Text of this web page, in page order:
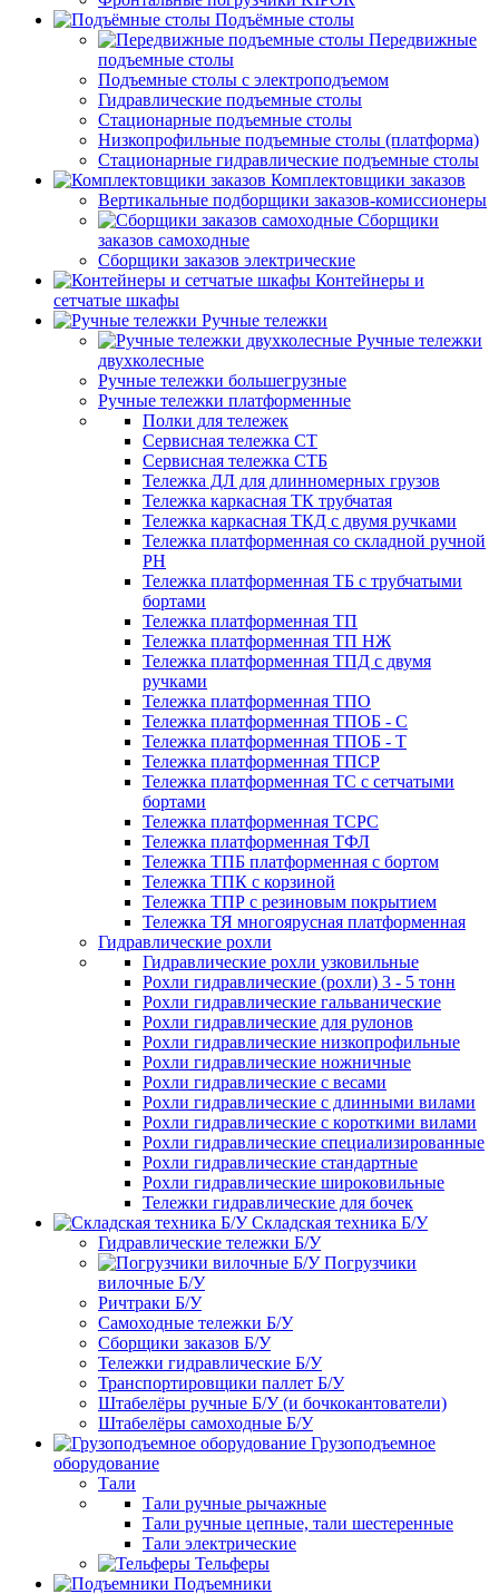
Подъёмные столы
Передвижные
подъемные столы
Подъемные столы с электроподъемом
Гидравлические подъемные столы
Стационарные подъемные столы
Низкопрофильные подъемные столы (платформа)
Стационарные гидравлические подъемные столы
Комплектовщики заказов
Вертикальные подборщики заказов-комиссионеры
Сборщики
заказов самоходные
Сборщики заказов электрические
Контейнеры и
сетчатые шкафы
Ручные тележки
Ручные тележки
двухколесные
Ручные тележки большегрузные
Ручные тележки платформенные
Полки для тележек
Сервисная тележка СТ
Сервисная тележка СТБ
Тележка ДЛ для длинномерных грузов
Тележка каркасная ТК трубчатая
Тележка каркасная ТКД с двумя ручками
Тележка платформенная со складной ручной
PH
Тележка платформенная ТБ с трубчатыми
бортами
Тележка платформенная ТП
Тележка платформенная ТП НЖ
Тележка платформенная ТПД с двумя
ручками
Тележка платформенная ТПО
Тележка платформенная ТПОБ - С
Тележка платформенная ТПОБ - Т
Тележка платформенная ТПСР
Тележка платформенная ТС с сетчатыми
бортами
Тележка платформенная ТСРС
Тележка платформенная ТФЛ
Тележка ТПБ платформенная с бортом
Тележка ТПК с корзиной
Тележка ТПР с резиновым покрытием
Тележка ТЯ многоярусная платформенная
Гидравлические рохли
Гидравлические рохли узковильные
Рохли гидравлические (рохли) 3 - 5 тонн
Рохли гидравлические гальванические
Рохли гидравлические для рулонов
Рохли гидравлические низкопрофильные
Рохли гидравлические ножничные
Рохли гидравлические с весами
Рохли гидравлические с длинными вилами
Рохли гидравлические с короткими вилами
Рохли гидравлические специализированные
Рохли гидравлические стандартные
Рохли гидравлические широковильные
Тележки гидравлические для бочек
Складская техника Б/У
Гидравлические тележки Б/У
Погрузчики
вилочные Б/У
Ричтраки Б/У
Самоходные тележки Б/У
Сборщики заказов Б/У
Тележки гидравлические Б/У
Транспортировщики паллет Б/У
Штабелёры ручные Б/У (и бочкокантователи)
Штабелёры самоходные Б/У
Грузоподъемное
оборудование
Тали
Тали ручные рычажные
Тали ручные цепные, тали шестеренные
Тали электрические
Тельферы
Подъемники